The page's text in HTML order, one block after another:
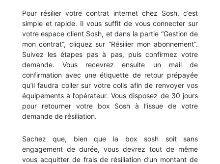
Pour résilier votre contrat internet chez Sosh, c’est
simple et rapide. Il vous suffit de vous connecter sur
votre espace client Sosh, et dans la partie “Gestion de
mon contrat”, cliquez sur “Résilier mon abonnement”.
Suivez les étapes pas à pas, puis confirmez votre
demande. Vous recevrez ensuite un mail de
confirmation avec une étiquette de retour prépayée
qu’il faudra coller sur votre colis afin de renvoyer vos
équipements à l’opérateur. Vous disposez de 30 jours
pour retourner votre box Sosh à l’issue de votre
demande de résiliation.
Sachez que, bien que la box sosh soit sans
engagement de durée, vous devrez tout de même
vous acquitter de frais de résiliation d’un montant de